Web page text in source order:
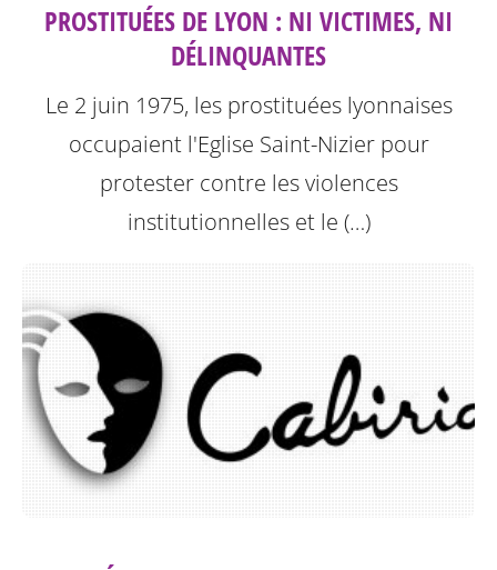
PROSTITUÉES DE LYON : NI VICTIMES, NI
DÉLINQUANTES
Le 2 juin 1975, les prostituées lyonnaises
occupaient l'Eglise Saint-Nizier pour
protester contre les violences
institutionnelles et le (…)